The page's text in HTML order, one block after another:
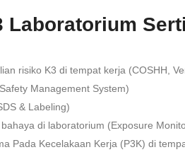
Laboratorium
risiko K3 di tempat kerja (COSHH,
Management System)
& Labeling)
di laboratorium (Exposure
Pada Kecelakaan Kerja (P3K) di